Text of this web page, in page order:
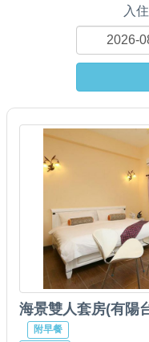
入
海景雙人套房(有陽
附早餐